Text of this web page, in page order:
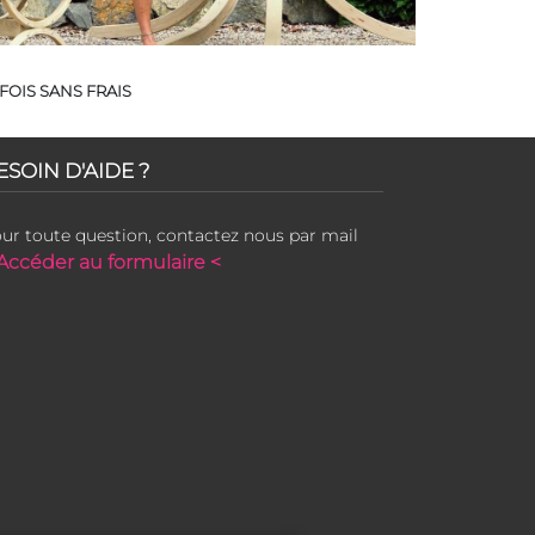
SANS FRAIS
D'AIDE ?
toute question, contactez nous par mail
au formulaire <